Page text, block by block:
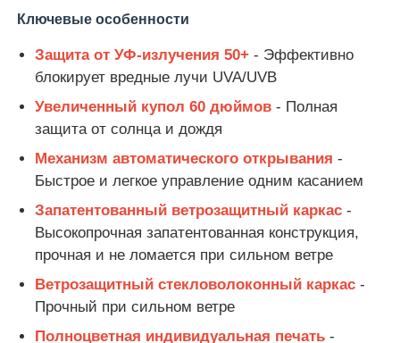
Компактные зонты
рекламные зонты
Прочные зонтики
Автоматические открытые зонтики
Древесные зонтики
Ключевые особенности
Защита от УФ-излучения 50+ - Эффективно
блокирует вредные лучи UVA/UVB
Увеличенный купол 60 дюймов - Полная
защита от солнца и дождя
Механизм автоматического открывания -
Быстрое и легкое управление одним касанием
Запатентованный ветрозащитный каркас -
Высокопрочная запатентованная конструкция,
прочная и не ломается при сильном ветре
Ветрозащитный стекловолоконный каркас -
Прочный при сильном ветре
Полноцветная индивидуальная печать -